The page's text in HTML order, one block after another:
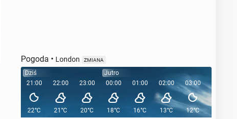
Pogoda • London ZMIANA
Dziś
21:00
22°C
22:00
21°C
23:00
20°C
Jutro
00:00
18°C
01:00
16°C
02:00
13°C
03:00
12°C
04:00